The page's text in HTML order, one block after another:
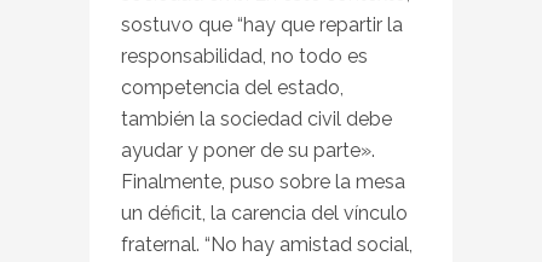
sostuvo que “hay que repartir la
responsabilidad, no todo es
competencia del estado,
también la sociedad civil debe
ayudar y poner de su parte».
Finalmente, puso sobre la mesa
un déficit, la carencia del vínculo
fraternal. “No hay amistad social,